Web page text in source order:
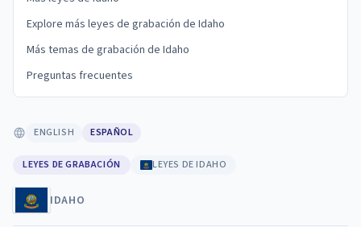
Explore más leyes de grabación de Idaho
Más temas de grabación de Idaho
Preguntas frecuentes
ENGLISH ESPAÑOL
LEYES DE GRABACIÓN LEYES DE IDAHO
IDAHO